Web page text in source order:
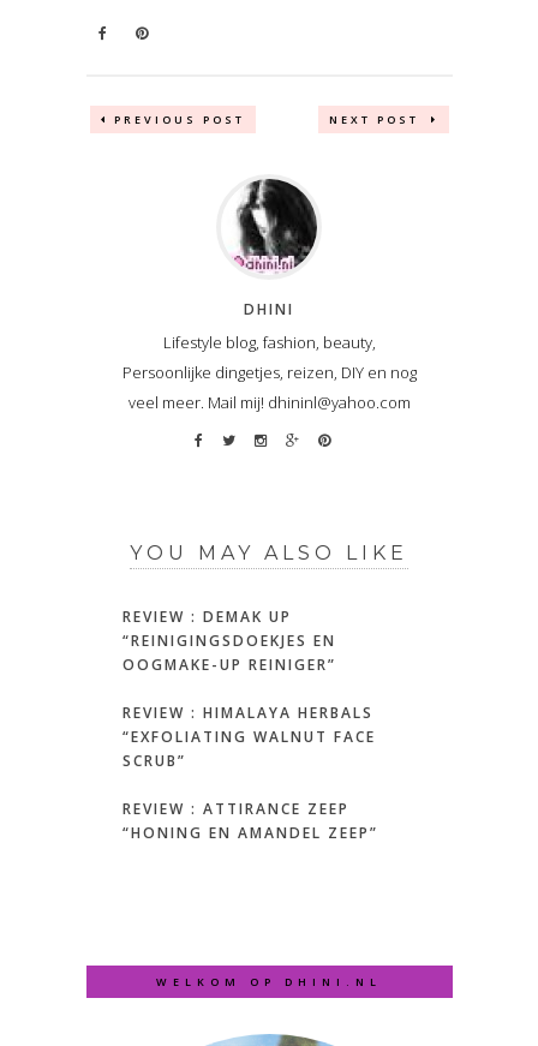
PREVIOUS POST NEXT POST
DHINI
Lifestyle blog, fashion, beauty,
Persoonlijke dingetjes, reizen, DIY en nog
veel meer. Mail mij! dhininl@yahoo.com
YOU MAY ALSO LIKE
REVIEW : DEMAK UP
“REINIGINGSDOEKJES EN
OOGMAKE-UP REINIGER”
REVIEW : HIMALAYA HERBALS
“EXFOLIATING WALNUT FACE
SCRUB”
REVIEW : ATTIRANCE ZEEP
“HONING EN AMANDEL ZEEP”
WELKOM OP DHINI.NL